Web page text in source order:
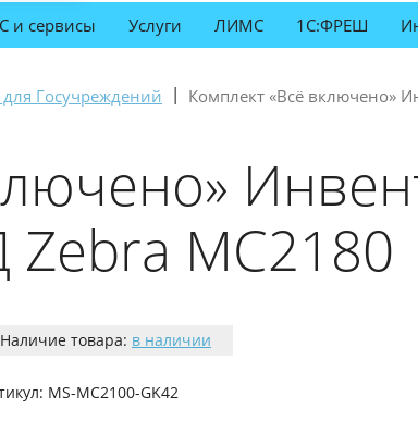
и сервисы Услуги ЛИМС 1С:ФРЕШ
Госучреждений | Комплект «Всё включено»
Zebra MC2180
Наличие товара: в наличии
MS-MC2100-GK42